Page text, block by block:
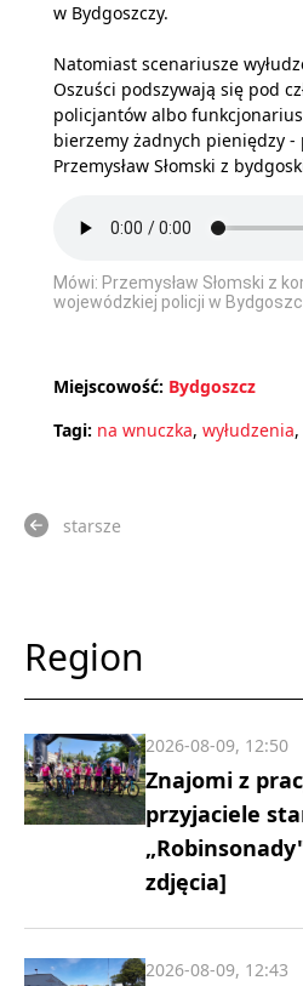
w Bydgoszczy.
Natomiast scenariusze
Oszuści podszywają się pod
policjantów albo
bierzemy żadnych pieniędzy -
Przemysław Słomski z
Mówi: Przemysław Słomski z
wojewódzkiej policji w
Miejscowość: Bydgoszcz
Tagi: na wnuczka, wyłudzenia,
starsze
Region
Znajomi z
przyjaciele
zdjęcia]
2026-08-09, 12:50
2026-08-09, 12:43